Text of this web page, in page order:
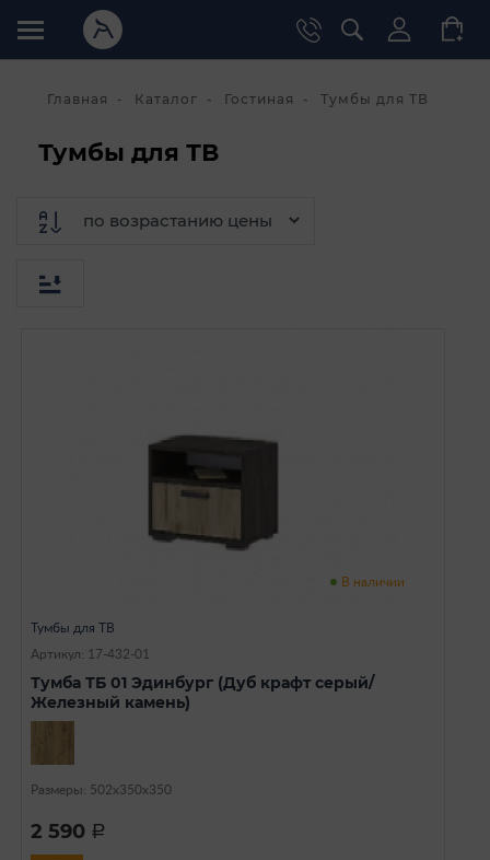
Главная Каталог Гостиная Тумбы для ТВ
Тумбы для ТВ
В наличии
Тумбы для ТВ
Артикул: 17-432-01
Тумба ТБ 01 Эдинбург (Дуб крафт серый/
Железный камень)
Размеры: 502х350х350
2 590 a